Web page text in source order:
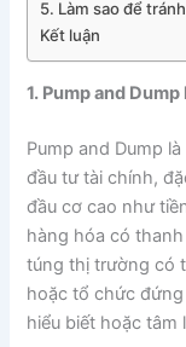
5. Làm sao để
Kết luận
1. Pump and Dump
Pump and Dump
đầu tư tài chính,
đầu cơ cao như
hàng hóa có
túng thị trường có
hoặc tổ chức
hiểu biết hoặc tâm